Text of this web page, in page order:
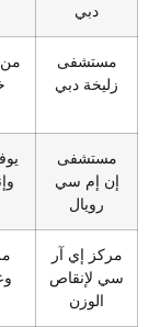
دبي
مستشفى
زليخة دبي
من
مستشفى
إن إم سي
رويال
مركز إي آر
سي لإنقاص
الوزن